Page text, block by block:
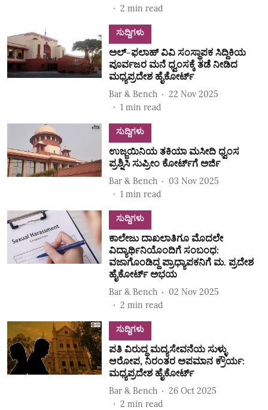
2 min read
ಸುದ್ದಿಗಳು
ಅಲ್‌-ಫಲಾಹ್‌ ವಿವಿ ಸಂಸ್ಥಾಪಕ ಸಿದ್ದಿಕಿಯ
ಪೂರ್ವಜರ ಮನೆ ಧ್ವಂಸಕ್ಕೆ ತಡೆ ನೀಡಿದ
ಮಧ್ಯಪ್ರದೇಶ ಹೈಕೋರ್ಟ್‌
Bar & Bench
22 Nov 2025
1 min read
ಸುದ್ದಿಗಳು
ಉಜ್ಜಯಿನಿಯ ತಕಿಯಾ ಮಸೀದಿ ಧ್ವಂಸ
ಪ್ರಶ್ನಿಸಿ ಸುಪ್ರೀಂ ಕೋರ್ಟ್‌ಗೆ ಅರ್ಜಿ
Bar & Bench
03 Nov 2025
1 min read
ಸುದ್ದಿಗಳು
ಕಾಲೇಜು ದಾಖಲಾತಿಗೂ ಮೊದಲೇ
ವಿದ್ಯಾರ್ಥಿನಿಯೊಂದಿಗೆ ಸಂಬಂಧ:
ವಜಾಗೊಂಡಿದ್ದ ಪ್ರಾಧ್ಯಾಪಕನಿಗೆ ಮ. ಪ್ರದೇಶ
ಹೈಕೋರ್ಟ್ ಅಭಯ
Bar & Bench
02 Nov 2025
2 min read
ಸುದ್ದಿಗಳು
ಪತಿ ವಿರುದ್ಧ ಮದ್ಯಸೇವನೆಯ ಸುಳ್ಳು
ಆರೋಪ, ನಿರಂತರ ಅಪಮಾನ ಕ್ರೌರ್ಯ:
ಮಧ್ಯಪ್ರದೇಶ ಹೈಕೋರ್ಟ್
Bar & Bench
26 Oct 2025
2 min read